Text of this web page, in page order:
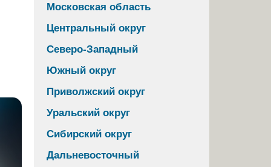
Московская область
Центральный округ
Северо-Западный
Южный округ
Приволжский округ
Уральский округ
Сибирский округ
Дальневосточный